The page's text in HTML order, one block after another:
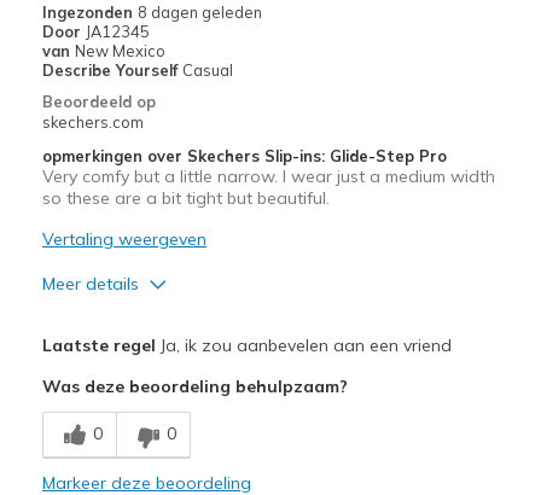
View On Shoes
I'm Into Shoes
Ingezonden 8 dagen geleden
Door JA12345
van New Mexico
Describe Yourself Casual
Beoordeeld op
skechers.com
opmerkingen over Skechers Slip-ins: Glide-Step Pro
Very comfy but a little narrow. I wear just a medium width
so these are a bit tight but beautiful.
Vertaling weergeven
Meer details
Breathe Well
Comfortable
Laatste regel Ja, ik zou aanbevelen aan een vriend
Was deze beoordeling behulpzaam?
0 0
Markeer deze beoordeling